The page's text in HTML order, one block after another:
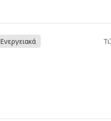
Ενεργειακά